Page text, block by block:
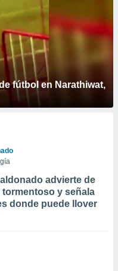
fútbol en Narathiwat,
advierte de
y señala
donde puede llover